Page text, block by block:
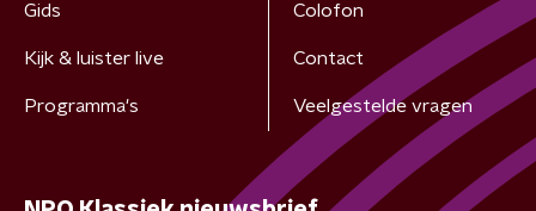
Gids
Kijk & luister live
Programma's
Colofon
Contact
Veelgestelde vragen